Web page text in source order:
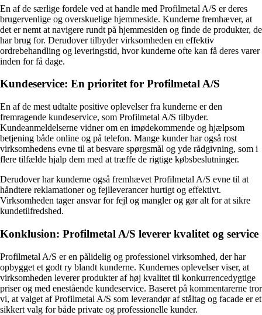
En af de særlige fordele ved at handle med Profilmetal A/S er deres
brugervenlige og overskuelige hjemmeside. Kunderne fremhæver, at
det er nemt at navigere rundt på hjemmesiden og finde de produkter, de
har brug for. Derudover tilbyder virksomheden en effektiv
ordrebehandling og leveringstid, hvor kunderne ofte kan få deres varer
inden for få dage.
Kundeservice: En prioritet for Profilmetal A/S
En af de mest udtalte positive oplevelser fra kunderne er den
fremragende kundeservice, som Profilmetal A/S tilbyder.
Kundeanmeldelserne vidner om en imødekommende og hjælpsom
betjening både online og på telefon. Mange kunder har også rost
virksomhedens evne til at besvare spørgsmål og yde rådgivning, som i
flere tilfælde hjalp dem med at træffe de rigtige købsbeslutninger.
Derudover har kunderne også fremhævet Profilmetal A/S evne til at
håndtere reklamationer og fejlleverancer hurtigt og effektivt.
Virksomheden tager ansvar for fejl og mangler og gør alt for at sikre
kundetilfredshed.
Konklusion: Profilmetal A/S leverer kvalitet og service
Profilmetal A/S er en pålidelig og professionel virksomhed, der har
opbygget et godt ry blandt kunderne. Kundernes oplevelser viser, at
virksomheden leverer produkter af høj kvalitet til konkurrencedygtige
priser og med enestående kundeservice. Baseret på kommentarerne tror
vi, at valget af Profilmetal A/S som leverandør af ståltag og facade er et
sikkert valg for både private og professionelle kunder.